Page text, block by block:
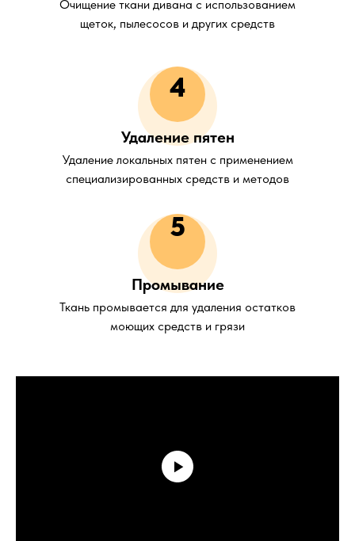
Очищение ткани дивана с использованием
щеток, пылесосов и других средств
4
Удаление пятен
Удаление локальных пятен с применением
специализированных средств и методов
5
Промывание
Ткань промывается для удаления остатков
моющих средств и грязи